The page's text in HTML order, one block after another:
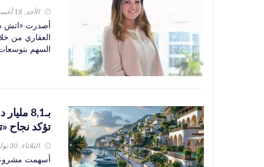
الأحد, 18 أغسطس 2024
أصدرت «اتش
العقاري من
السهم
بـ8,1
تؤكد نجاح
الثلاثاء, 30 يوليو 2024